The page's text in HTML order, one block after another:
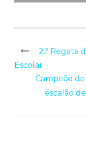
2.ª Regata
Escolar
Campeão
escalão